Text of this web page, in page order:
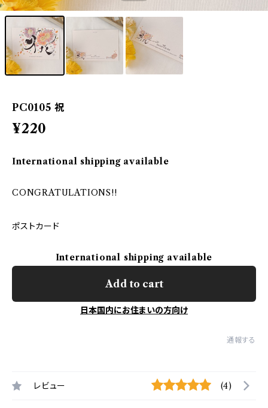
PC0105 祝
¥220
International shipping available
CONGRATULATIONS!!
ポストカード
International shipping available
Add to cart
日本国内にお住まいの方向け
通報する
レビュー (4)